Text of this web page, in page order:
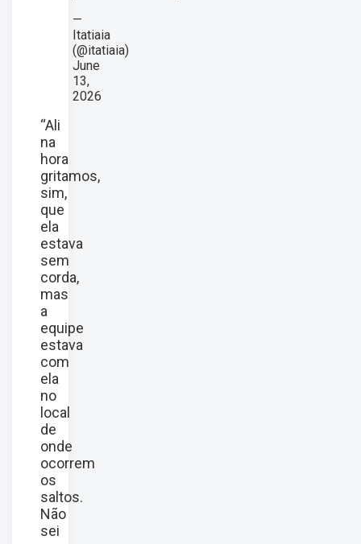
—
Itatiaia
(@itatiaia)
June
13,
2026
“Ali
na
hora
gritamos,
sim,
que
ela
estava
sem
corda,
mas
a
equipe
estava
com
ela
no
local
de
onde
ocorrem
os
saltos.
Não
sei